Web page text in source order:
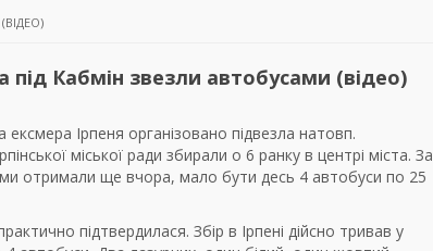
Кабмін звезли автобусами (відео)
Ірпеня організовано підвезла натовп.
міської ради збирали о 6 ранку в центрі міста. За
отримали ще вчора, мало бути десь 4 автобуси по 25
підтвердилася. Збір в Ірпені дійсно тривав у